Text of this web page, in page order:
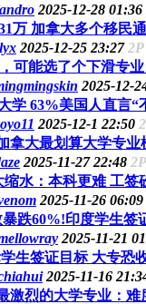
2025-12-28 01:36
万 加拿大多个移民
2025-12-25 23:272P
可能选了个下滑专业
2025-12-
学 63%美国人直言“
2025-12-1 22:50
拿大最划算大学专业
2025-11-27 22:48 2P
水：本科更难 工签
2025-11-26 06:09
跌60%!印度学生签
2025-11-21
生签证目标 大专恐
2025-11-16
激烈的大学专业：难